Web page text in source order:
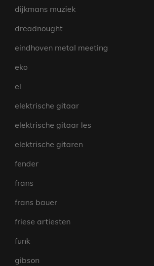
dijkmans muziek
dreadnought
eindhoven metal meeting
eko
el
elektrische gitaar
elektrische gitaar les
elektrische gitaren
fender
frans
frans bauer
friese artiesten
funk
gibson